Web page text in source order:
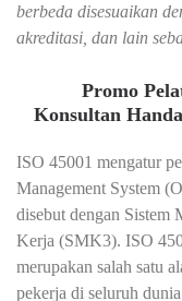
berbeda disesuaikan
akreditasi, dan lain
Promo
Konsultan
ISO 45001 mengatur
Management System
disebut dengan Sistem
Kerja (SMK3). ISO
merupakan salah satu
pekerja di seluruh